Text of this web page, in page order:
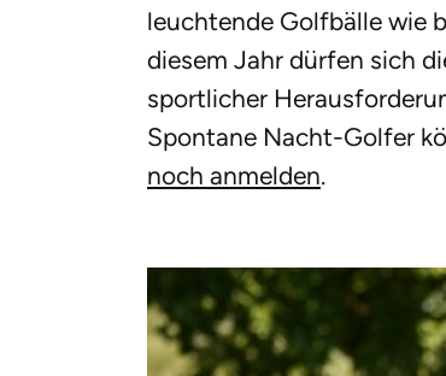
leuchtende Golfbälle wie
diesem Jahr dürfen sich
sportlicher
Spontane Nacht-Golfer
noch anmelden.